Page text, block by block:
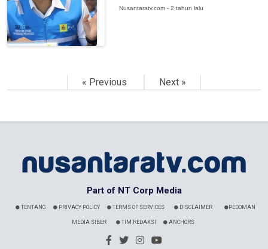
Nusantaratv.com - 2 tahun lalu
« Previous Next »
Part of NT Corp Media
TENTANG PRIVACY POLICY TERMS OF SERVICES DISCLAIMER PEDOMAN
MEDIA SIBER TIM REDAKSI ANCHORS